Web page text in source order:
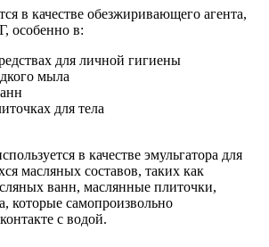
в качестве обезжиривающего агента,
особенно в:
для личной гигиены
мыла
для тела
в качестве эмульгатора для
масляных составов, таких как
ванн, маслянные плиточки,
которые самопроизвольно
с водой.